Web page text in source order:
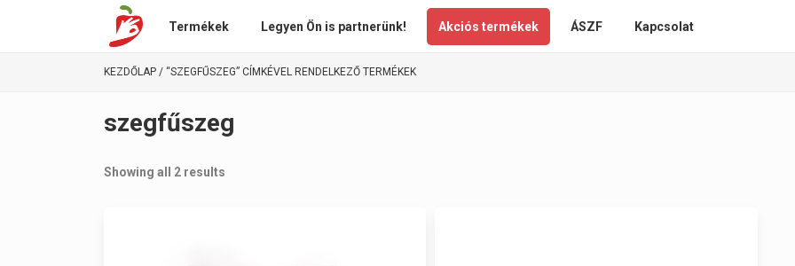
Termékek Legyen Ön is partnerünk! Akciós termékek ÁSZF Kapcsolat
KEZDŐLAP / “SZEGFŰSZEG” CÍMKÉVEL RENDELKEZŐ TERMÉKEK
szegfűszeg
Showing all 2 results